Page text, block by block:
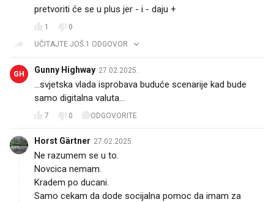
pretvoriti će se u plus jer - i - daju +
1
0
UČITAJTE JOŠ 1 ODGOVOR
GH Gunny Highway 27.02.2025.
...svjetska vlada isprobava buduće scenarije kad bude
samo digitalna valuta...
7 0 ODGOVORITE
Horst Gärtner 27.02.2025.
Ne razumem se u to.
Novcica nemam.
Kradem po ducani.
Samo cekam da dode socijalna pomoc da imam za